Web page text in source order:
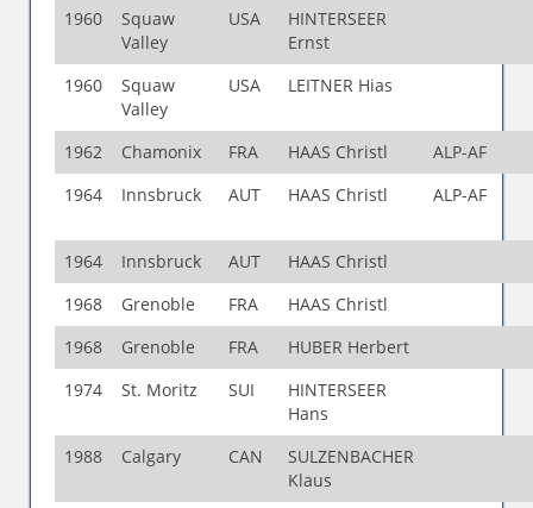
1960
Squaw
Valley
USA
HINTERSEER
Ernst
1960
Squaw
Valley
USA LEITNER Hias
1962 Chamonix FRA HAAS Christl
ALP-AF
1964
Innsbruck AUT HAAS Christl ALP-AF
1964 Innsbruck AUT
HAAS Christl
1968
Grenoble FRA
HAAS Christl
1968
Grenoble FRA
HUBER Herbert
1974
St. Moritz SUI
HINTERSEER
Hans
1988
Calgary CAN
SULZENBACHER
Klaus